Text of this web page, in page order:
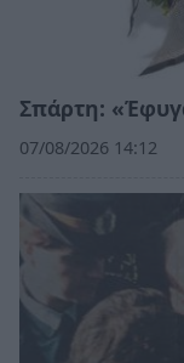
Σπάρτη:
07/08/2026 14:12